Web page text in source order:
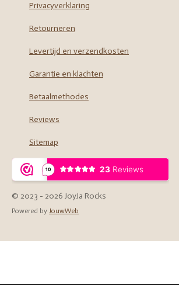
k
a
Privacyverklaring
Retourneren
Levertijd en verzendkosten
Garantie en klachten
Betaalmethodes
Reviews
Sitemap
© 2023 - 2026 JoyJa Rocks
Powered by JouwWeb